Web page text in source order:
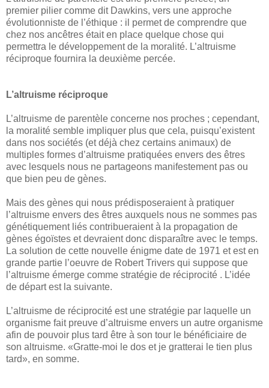
premier pilier comme dit Dawkins, vers une approche
évolutionniste de l’éthique : il permet de comprendre que
chez nos ancêtres était en place quelque chose qui
permettra le développement de la moralité. L’altruisme
réciproque fournira la deuxième percée.
L’altruisme réciproque
L’altruisme de parentèle concerne nos proches ; cependant,
la moralité semble impliquer plus que cela, puisqu’existent
dans nos sociétés (et déjà chez certains animaux) de
multiples formes d’altruisme pratiquées envers des êtres
avec lesquels nous ne partageons manifestement pas ou
que bien peu de gènes.
Mais des gènes qui nous prédisposeraient à pratiquer
l’altruisme envers des êtres auxquels nous ne sommes pas
génétiquement liés contribueraient à la propagation de
gènes égoïstes et devraient donc disparaître avec le temps.
La solution de cette nouvelle énigme date de 1971 et est en
grande partie l’oeuvre de Robert Trivers qui suppose que
l’altruisme émerge comme stratégie de réciprocité . L’idée
de départ est la suivante.
L’altruisme de réciprocité est une stratégie par laquelle un
organisme fait preuve d’altruisme envers un autre organisme
afin de pouvoir plus tard être à son tour le bénéficiaire de
son altruisme. «Gratte-moi le dos et je gratterai le tien plus
tard», en somme.